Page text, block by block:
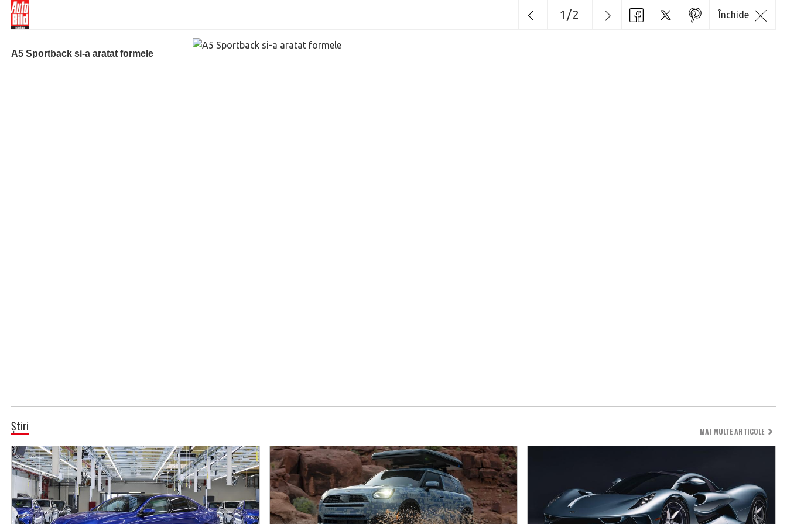
A5 Sportback si-a aratat formele
Închide
1 /2
Știri MAI MULTE ARTICOLE